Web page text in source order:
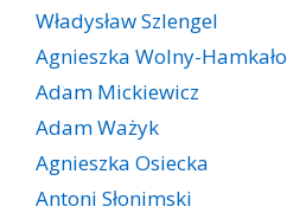
Władysław Szlengel
Agnieszka Wolny-Hamkało
Adam Mickiewicz
Adam Ważyk
Agnieszka Osiecka
Antoni Słonimski